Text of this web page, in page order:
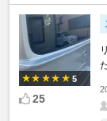
5
25